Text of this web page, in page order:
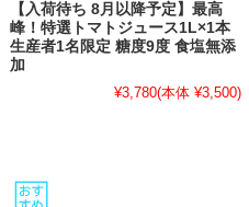
【入荷待ち 8月以降予定】最高
峰！特選トマトジュース1L×1本
生産者1名限定 糖度9度 食塩無添
加
¥3,780(本体 ¥3,500)